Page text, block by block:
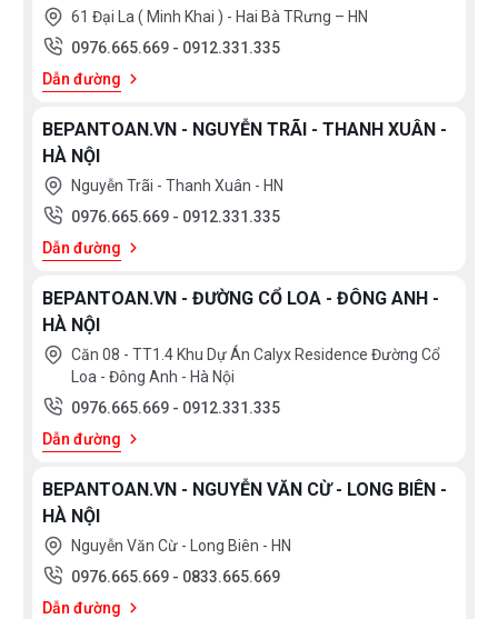
61 Đại La ( Minh Khai ) - Hai Bà TRưng – HN
0976.665.669 - 0912.331.335
Dẫn đường
BEPANTOAN.VN - NGUYỄN TRÃI - THANH XUÂN -
HÀ NỘI
Nguyễn Trãi - Thanh Xuân - HN
0976.665.669 - 0912.331.335
Dẫn đường
BEPANTOAN.VN - ĐƯỜNG CỔ LOA - ĐÔNG ANH -
HÀ NỘI
Căn 08 - TT1.4 Khu Dự Án Calyx Residence Đường Cổ
Loa - Đông Anh - Hà Nội
0976.665.669 - 0912.331.335
Dẫn đường
BEPANTOAN.VN - NGUYỄN VĂN CỪ - LONG BIÊN -
HÀ NỘI
Nguyễn Văn Cừ - Long Biên - HN
0976.665.669 - 0833.665.669
Dẫn đường